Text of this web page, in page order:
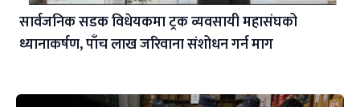
सार्वजनिक सडक विधेयकमा ट्रक व्यवसायी महासंघको
ध्यानाकर्षण, पाँच लाख जरिवाना संशोधन गर्न माग